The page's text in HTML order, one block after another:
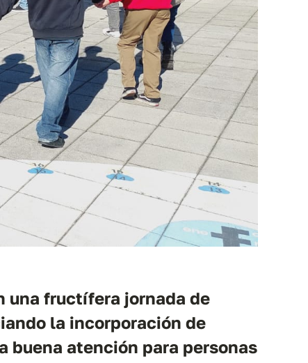
una fructífera jornada de
la incorporación de
buena atención para personas